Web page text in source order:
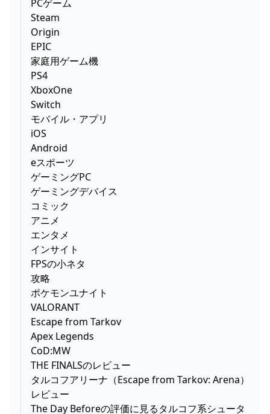
PCゲーム
Steam
Origin
EPIC
家庭用ゲーム機
PS4
XboxOne
Switch
モバイル・アプリ
iOS
Android
eスポーツ
ゲーミングPC
ゲーミングデバイス
コミック
アニメ
エンタメ
インサイト
FPSの小ネタ
攻略
ポケモンユナイト
VALORANT
Escape from Tarkov
Apex Legends
CoD:MW
THE FINALSのレビュー
タルコフアリーナ（Escape from Tarkov: Arena）
レビュー
The Day Beforeの評価に見るタルコフ系シュータ